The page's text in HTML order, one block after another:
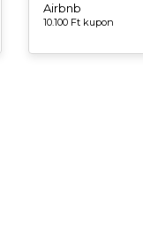
Airbnb
10.100 Ft kupon